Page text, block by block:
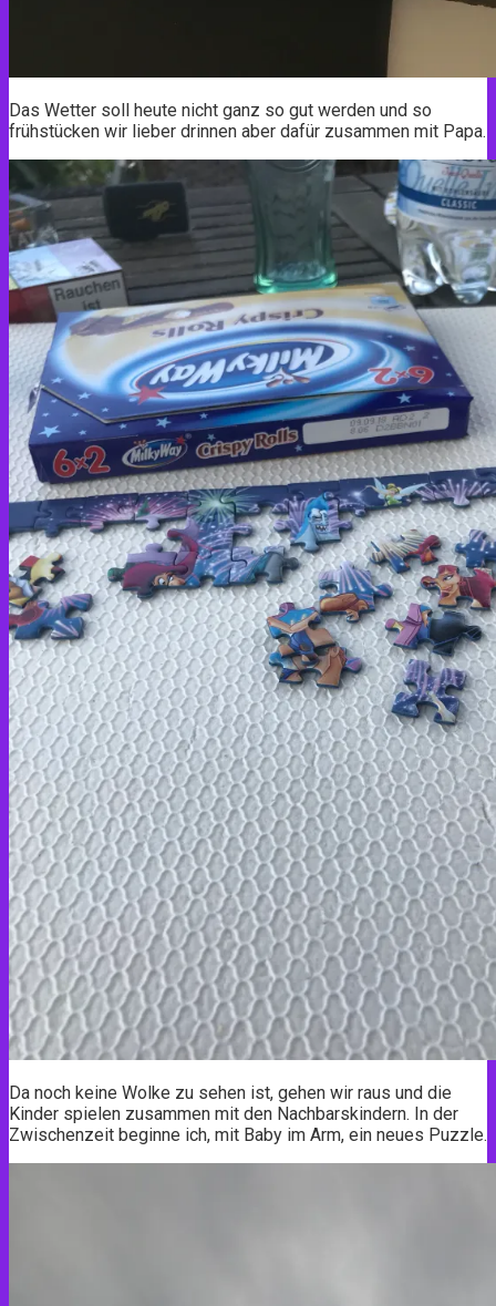
Das Wetter soll heute nicht ganz so gut werden und so
frühstücken wir lieber drinnen aber dafür zusammen mit Papa.
Da noch keine Wolke zu sehen ist, gehen wir raus und die
Kinder spielen zusammen mit den Nachbarskindern. In der
Zwischenzeit beginne ich, mit Baby im Arm, ein neues Puzzle.